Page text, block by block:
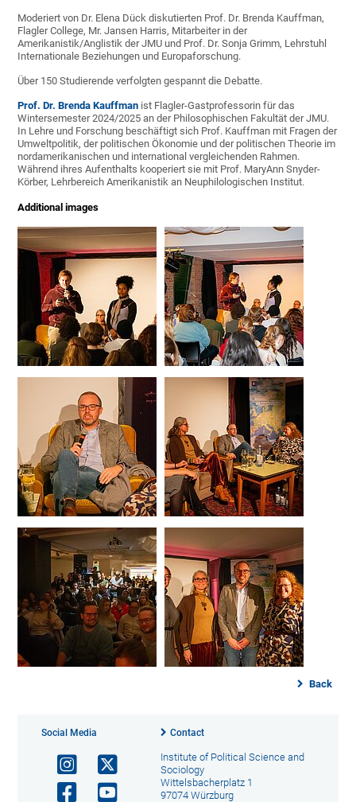
Moderiert von Dr. Elena Dück diskutierten Prof. Dr. Brenda Kauffman,
Flagler College, Mr. Jansen Harris, Mitarbeiter in der
Amerikanistik/Anglistik der JMU und Prof. Dr. Sonja Grimm, Lehrstuhl
Internationale Beziehungen und Europaforschung.
Über 150 Studierende verfolgten gespannt die Debatte.
Prof. Dr. Brenda Kauffman ist Flagler-Gastprofessorin für das
Wintersemester 2024/2025 an der Philosophischen Fakultät der JMU.
In Lehre und Forschung beschäftigt sich Prof. Kauffman mit Fragen der
Umweltpolitik, der politischen Ökonomie und der politischen Theorie im
nordamerikanischen und international vergleichenden Rahmen.
Während ihres Aufenthalts kooperiert sie mit Prof. MaryAnn Snyder-
Körber, Lehrbereich Amerikanistik an Neuphilologischen Institut.
Additional images
Back
Social Media Contact
Institute of Political Science and
Sociology
Wittelsbacherplatz 1
97074 Würzburg